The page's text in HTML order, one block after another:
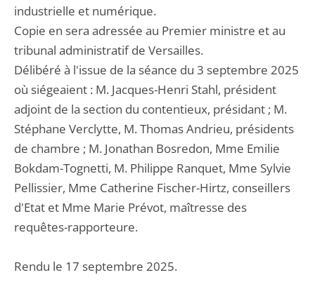
industrielle et numérique.
Copie en sera adressée au Premier ministre et au
tribunal administratif de Versailles.
Délibéré à l'issue de la séance du 3 septembre 2025
où siégeaient : M. Jacques-Henri Stahl, président
adjoint de la section du contentieux, présidant ; M.
Stéphane Verclytte, M. Thomas Andrieu, présidents
de chambre ; M. Jonathan Bosredon, Mme Emilie
Bokdam-Tognetti, M. Philippe Ranquet, Mme Sylvie
Pellissier, Mme Catherine Fischer-Hirtz, conseillers
d'Etat et Mme Marie Prévot, maîtresse des
requêtes-rapporteure.
Rendu le 17 septembre 2025.